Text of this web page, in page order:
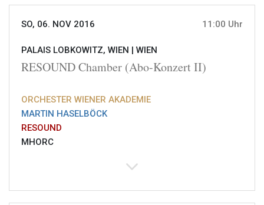
SO, 06. NOV 2016 11:00 Uhr
PALAIS LOBKOWITZ, WIEN | WIEN
RESOUND Chamber (Abo-Konzert II)
ORCHESTER WIENER AKADEMIE
MARTIN HASELBÖCK
RESOUND
MHORC